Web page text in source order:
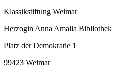
Klassikstiftung Weimar
Herzogin Anna Amalia Bibliothek
Platz der Demokratie 1
99423 Weimar